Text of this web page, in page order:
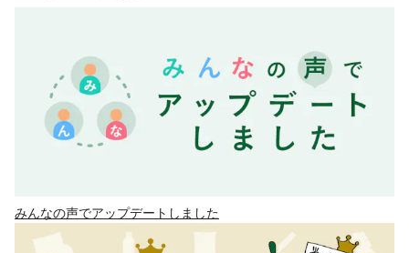
みんなの声でアップデートしました